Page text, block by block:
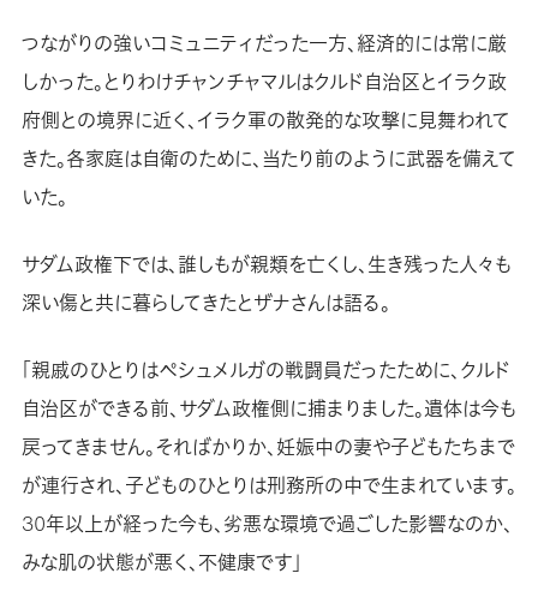
つながりの強いコミュニティだった一方、経済的には常に厳
しかった。とりわけチャンチャマルはクルド自治区とイラク政
府側との境界に近く、イラク軍の散発的な攻撃に見舞われて
きた。各家庭は自衛のために、当たり前のように武器を備えて
いた。
サダム政権下では、誰しもが親類を亡くし、生き残った人々も
深い傷と共に暮らしてきたとザナさんは語る。
「親戚のひとりはペシュメルガの戦闘員だったために、クルド
自治区ができる前、サダム政権側に捕まりました。遺体は今も
戻ってきません。そればかりか、妊娠中の妻や子どもたちまで
が連行され、子どものひとりは刑務所の中で生まれています。
30年以上が経った今も、劣悪な環境で過ごした影響なのか、
みな肌の状態が悪く、不健康です」